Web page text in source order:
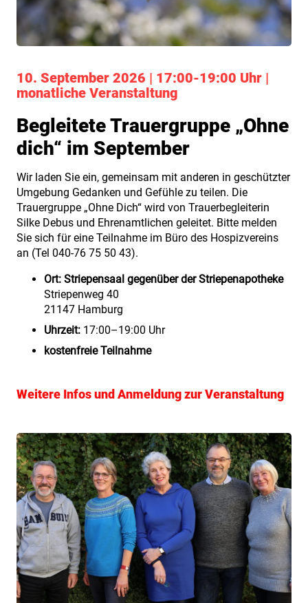
10. September 2026 | 17:00-19:00 Uhr |
monatliche Veranstaltung
Begleitete Trauergruppe „Ohne
dich“ im September
Wir laden Sie ein, gemeinsam mit anderen in geschützter
Umgebung Gedanken und Gefühle zu teilen. Die
Trauergruppe „Ohne Dich“ wird von Trauerbegleiterin
Silke Debus und Ehrenamtlichen geleitet. Bitte melden
Sie sich für eine Teilnahme im Büro des Hospizvereins
an (Tel 040-76 75 50 43).
Ort: Striepensaal gegenüber der Striepenapotheke
Striepenweg 40
21147 Hamburg
Uhrzeit: 17:00–19:00 Uhr
kostenfreie Teilnahme
Weitere Infos und Anmeldung zur Veranstaltung